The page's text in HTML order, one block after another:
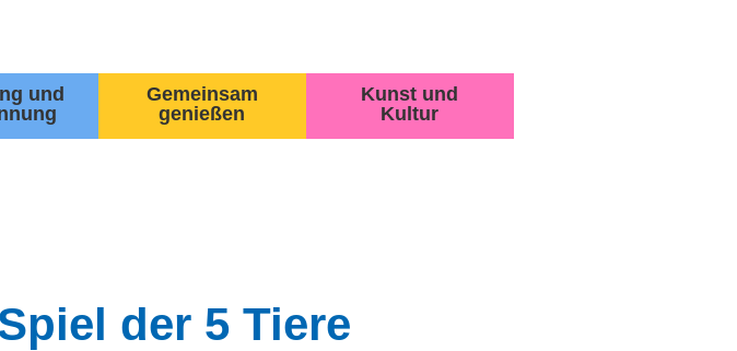
und
Gemeinsam
genießen
Kunst und
Kultur
der 5 Tiere